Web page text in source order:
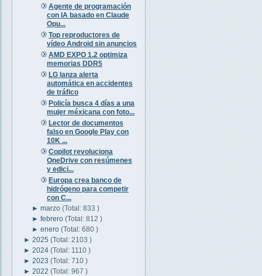
Agente de programación
con IA basado en Claude
Opu...
Top reproductores de
vídeo Android sin anuncios
AMD EXPO 1.2 optimiza
memorias DDR5
LG lanza alerta
automática en accidentes
de tráfico
Policía busca 4 días a una
mujer méxicana con foto...
Lector de documentos
falso en Google Play con
10K ...
Copilot revoluciona
OneDrive con resúmenes
y edici...
Europa crea banco de
hidrógeno para competir
con C...
►marzo(Total: 833 )
►febrero(Total: 812 )
►enero(Total: 680 )
► 2025 (Total: 2103 )
► 2024 (Total: 1110 )
► 2023 (Total: 710 )
► 2022 (Total: 967 )